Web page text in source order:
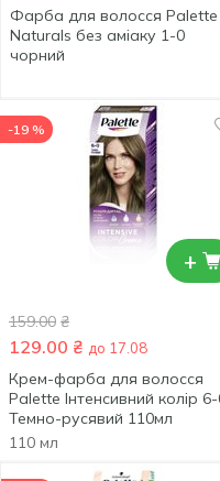
Фарба для волосся Palette
Naturals без аміаку 1-0
чорний
+
-19 %
159.00 ₴
129.00 ₴ до 17.08
Крем-фарба для волосся
Palette Інтенсивний колір
Темно-русявий 110мл
110 мл